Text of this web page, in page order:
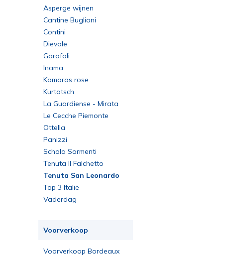
Asperge wijnen
Cantine Buglioni
Contini
Dievole
Garofoli
Inama
Komaros rose
Kurtatsch
La Guardiense - Mirata
Le Cecche Piemonte
Ottella
Panizzi
Schola Sarmenti
Tenuta Il Falchetto
Tenuta San Leonardo
Top 3 Italië
Vaderdag
Voorverkoop
Voorverkoop Bordeaux